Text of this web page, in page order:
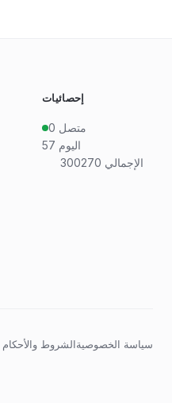
إحصائيات
0 متصل
57 اليوم
300270 الإجمالي
الشروط والأحكامسياسة الخصوصية